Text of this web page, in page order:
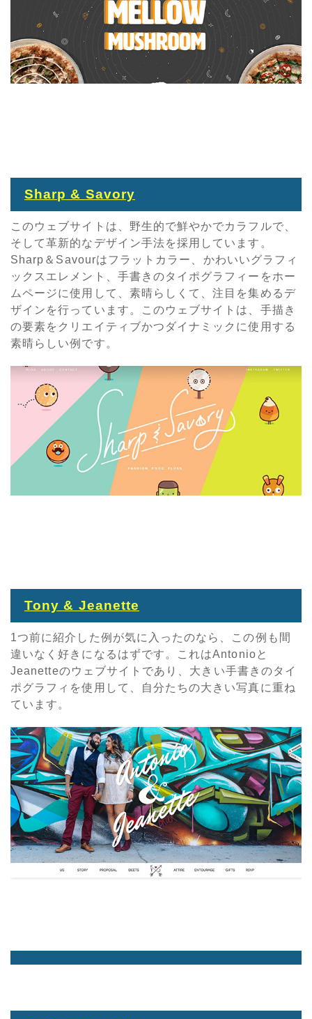
Sharp & Savory
このウェブサイトは、野生的で鮮やかでカラフルで、
そして革新的なデザイン手法を採用しています。
Sharp＆Savourはフラットカラー、かわいいグラフィ
ックスエレメント、手書きのタイポグラフィーをホー
ムページに使用して、素晴らしくて、注目を集めるデ
ザインを行っています。このウェブサイトは、手描き
の要素をクリエイティブかつダイナミックに使用する
素晴らしい例です。
Tony & Jeanette
1つ前に紹介した例が気に入ったのなら、この例も間
違いなく好きになるはずです。これはAntonioと
Jeanetteのウェブサイトであり、大きい手書きのタイ
ポグラフィを使用して、自分たちの大きい写真に重ね
ています。